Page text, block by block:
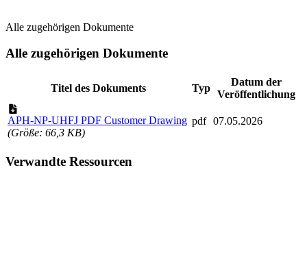
Alle zugehörigen Dokumente
Alle zugehörigen Dokumente
Titel des Dokuments Typ
Datum der
Veröffentlichung
APH-NP-UHFJ PDF Customer Drawing
(Größe: 66,3 KB)
pdf 07.05.2026
Verwandte Ressourcen